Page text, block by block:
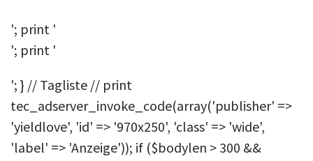
'; print '
'; print '
'; } // Tagliste // print
tec_adserver_invoke_code(array('publisher' =>
'yieldlove', 'id' => '970x250', 'class' => 'wide',
'label' => 'Anzeige')); if ($bodylen > 300 &&